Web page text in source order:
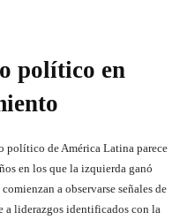
político en
político de América Latina parece
en los que la izquierda ganó
a observarse señales de
a liderazgos identificados con la